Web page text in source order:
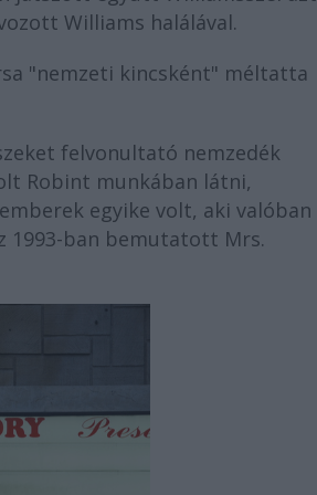
Williams halálával.
"nemzeti kincsként" méltatta
felvonultató nemzedék
Robint munkában látni,
egyike volt, aki valóban
1993-ban bemutatott Mrs.